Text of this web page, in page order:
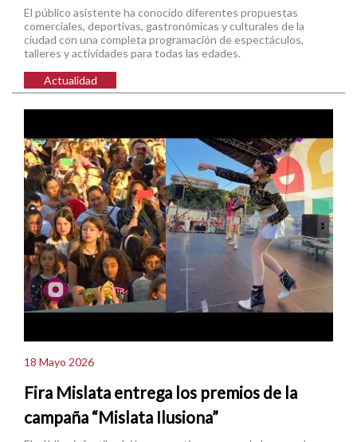
El público asistente ha conocido diferentes propuestas
comerciales, deportivas, gastronómicas y culturales de la
ciudad con una completa programación de espectáculos,
talleres y actividades para todas las edades.
Actualidad
18 Mayo 2026
Fira Mislata entrega los premios de la
campaña “Mislata Ilusiona”